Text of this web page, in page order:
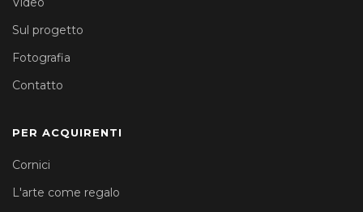
Sul progetto
Fotografia
Contatto
PER ACQUIRENTI
Cornici
L'arte come regalo